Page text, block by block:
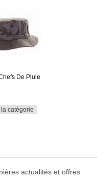
De Pluie
catégorie
actualités et offres